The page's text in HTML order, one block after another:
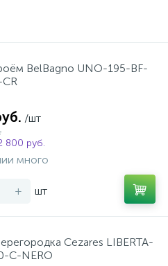
BelBagno UNO-195-BF-
/шт
800 руб.
много
+ шт
Cezares LIBERTA-
C-NERO